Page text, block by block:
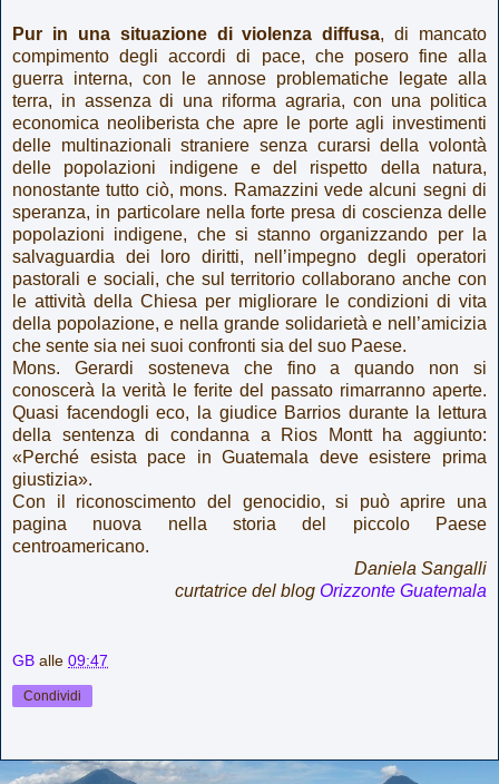
Pur in una situazione di violenza diffusa, di mancato
compimento degli accordi di pace, che posero fine alla
guerra interna, con le annose problematiche legate alla
terra, in assenza di una riforma agraria, con una politica
economica neoliberista che apre le porte agli investimenti
delle multinazionali straniere senza curarsi della volontà
delle popolazioni indigene e del rispetto della natura,
nonostante tutto ciò, mons. Ramazzini vede alcuni segni di
speranza, in particolare nella forte presa di coscienza delle
popolazioni indigene, che si stanno organizzando per la
salvaguardia dei loro diritti, nell’impegno degli operatori
pastorali e sociali, che sul territorio collaborano anche con
le attività della Chiesa per migliorare le condizioni di vita
della popolazione, e nella grande solidarietà e nell’amicizia
che sente sia nei suoi confronti sia del suo Paese.
Mons. Gerardi sosteneva che fino a quando non si
conoscerà la verità le ferite del passato rimarranno aperte.
Quasi facendogli eco, la giudice Barrios durante la lettura
della sentenza di condanna a Rios Montt ha aggiunto:
«Perché esista pace in Guatemala deve esistere prima
giustizia».
Con il riconoscimento del genocidio, si può aprire una
pagina nuova nella storia del piccolo Paese
centroamericano.
Daniela Sangalli
curtatrice del blog Orizzonte Guatemala
GB alle 09:47
Condividi